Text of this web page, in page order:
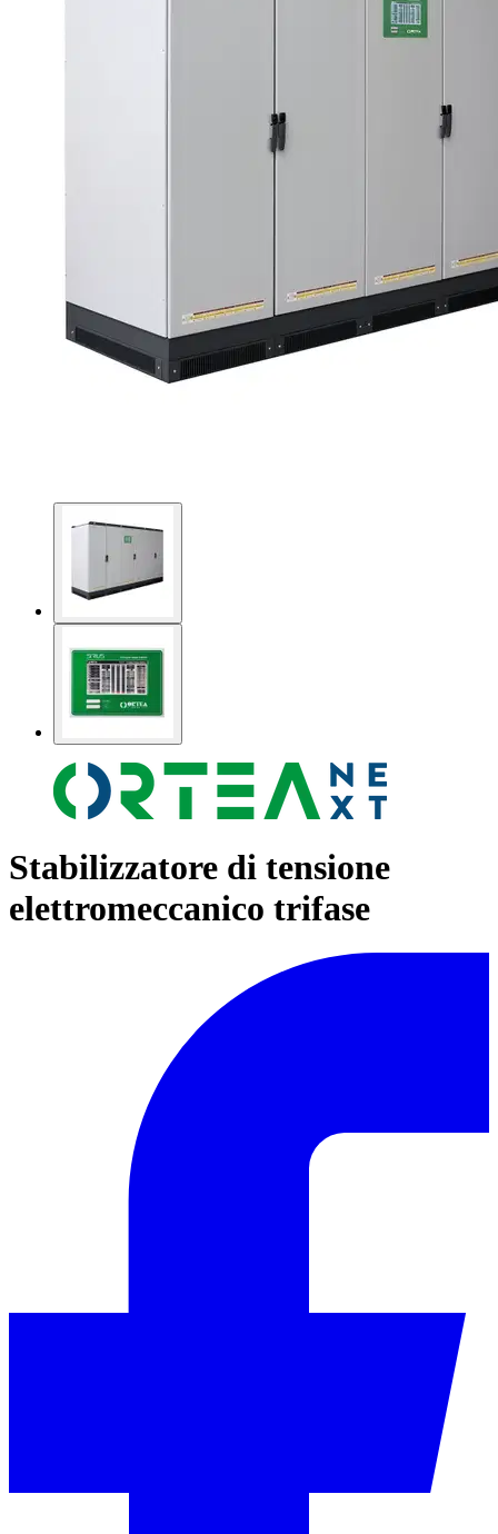
Stabilizzatore di tensione
elettromeccanico trifase